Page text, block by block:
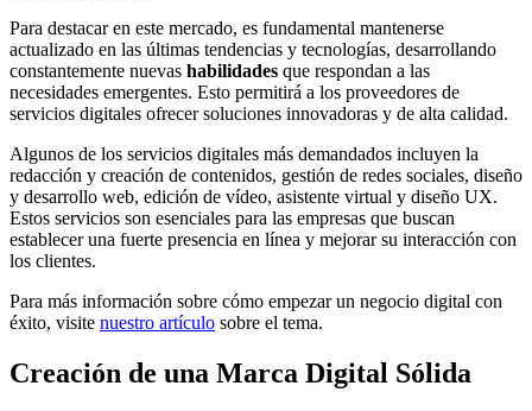
Para destacar en este mercado, es fundamental mantenerse
actualizado en las últimas tendencias y tecnologías, desarrollando
constantemente nuevas habilidades que respondan a las
necesidades emergentes. Esto permitirá a los proveedores de
servicios digitales ofrecer soluciones innovadoras y de alta calidad.
Algunos de los servicios digitales más demandados incluyen la
redacción y creación de contenidos, gestión de redes sociales, diseño
y desarrollo web, edición de vídeo, asistente virtual y diseño UX.
Estos servicios son esenciales para las empresas que buscan
establecer una fuerte presencia en línea y mejorar su interacción con
los clientes.
Para más información sobre cómo empezar un negocio digital con
éxito, visite nuestro artículo sobre el tema.
Creación de una Marca Digital Sólida